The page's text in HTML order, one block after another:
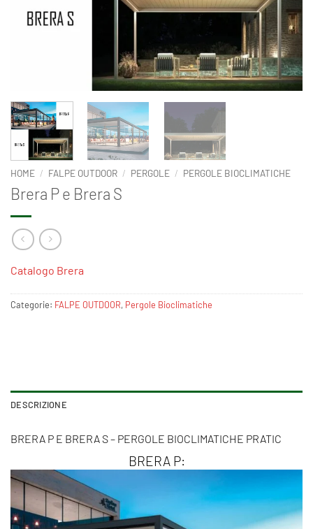
HOME / FALPE OUTDOOR / PERGOLE / PERGOLE BIOCLIMATICHE
Brera P e Brera S
Catalogo Brera
Categorie: FALPE OUTDOOR, Pergole Bioclimatiche
DESCRIZIONE
BRERA P E BRERA S – PERGOLE BIOCLIMATICHE PRATIC
BRERA P: